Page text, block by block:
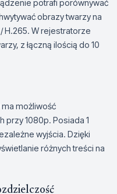
potrafi porównywać
obrazy twarzy na
H.265. W rejestratorze
z łączną ilością do 10
ma możliwość
przy 1080p. Posiada 1
wyjścia. Dzięki
różnych treści na